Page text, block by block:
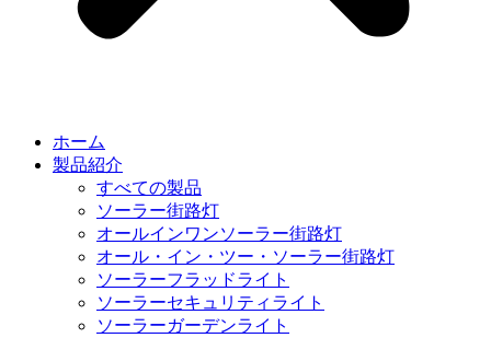
ホーム
製品紹介
すべての製品
ソーラー街路灯
オールインワンソーラー街路灯
オール・イン・ツー・ソーラー街路灯
ソーラーフラッドライト
ソーラーセキュリティライト
ソーラーガーデンライト